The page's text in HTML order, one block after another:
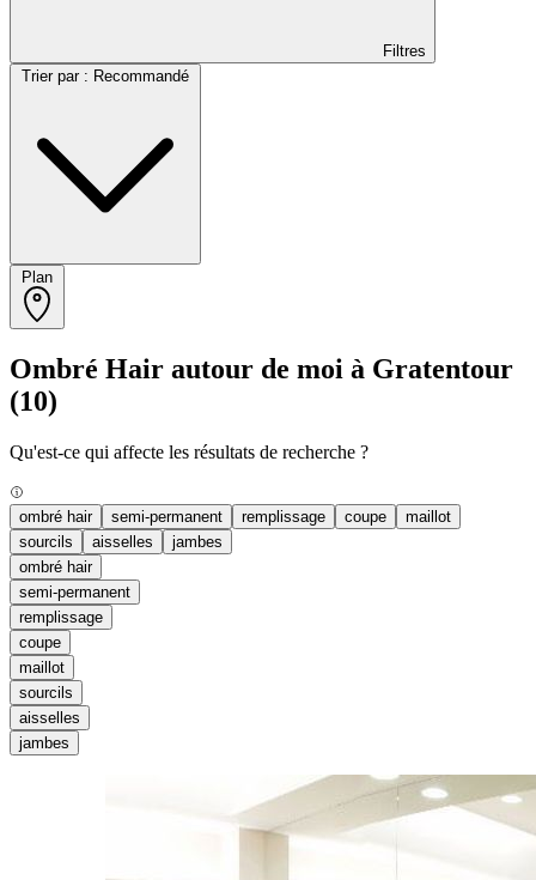
Filtres
Ombré Hair autour de moi à Gratentour
(10)
Qu'est-ce qui affecte les résultats de recherche ?
ombré hair semi-permanent remplissage coupe
maillot
sourcils
aisselles
jambes
ombré hair
semi-permanent
remplissage
coupe
maillot
sourcils
aisselles
jambes